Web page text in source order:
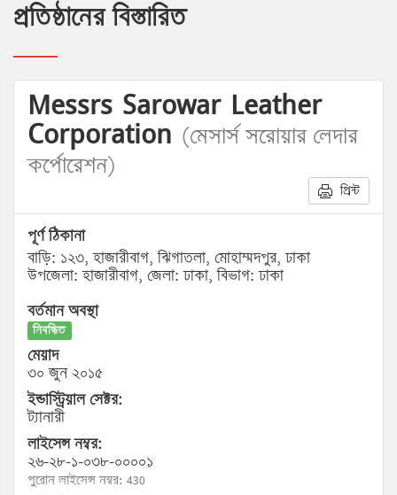
প্রতিষ্ঠানের বিস্তারিত
Messrs Sarowar Leather
Corporation (মেসার্স সরোয়ার লেদার
কর্পোরেশন)
প্রিন্ট
পূর্ণ ঠিকানা
বাড়ি: ১২৩, হাজারীবাগ, ঝিগাতলা, মোহাম্মদপুর, ঢাকা
উপজেলা: হাজারীবাগ, জেলা: ঢাকা, বিভাগ: ঢাকা
বর্তমান অবস্থা
নিবন্ধিত
মেয়াদ
৩০ জুন ২০১৫
ইন্ডাস্ট্রিয়াল সেক্টর:
ট্যানারী
লাইসেন্স নম্বর:
২৬-২৮-১-০৩৮-০০০০১
পুরোন লাইসেন্স নম্বর: 430